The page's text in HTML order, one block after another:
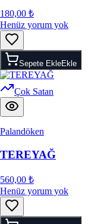
180,00 ₺
Henüz yorum yok
Sepete EkleEkle
Çok Satan
Palandöken
TEREYAĞ
560,00 ₺
Henüz yorum yok